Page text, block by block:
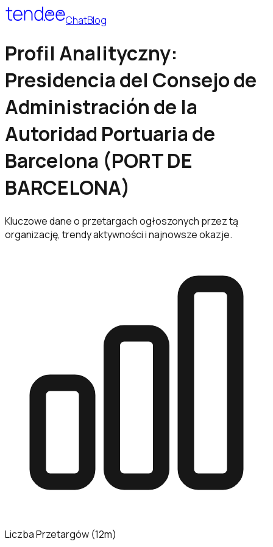
ChatBlog
Profil Analityczny:
Presidencia del Consejo de
Administración de la
Autoridad Portuaria de
Barcelona (PORT DE
BARCELONA)
Kluczowe dane o przetargach ogłoszonych przez tą
organizację, trendy aktywności i najnowsze okazje.
Liczba Przetargów (12m)